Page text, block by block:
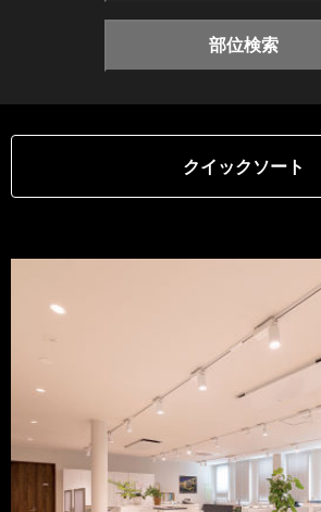
部位検索
クイックソート